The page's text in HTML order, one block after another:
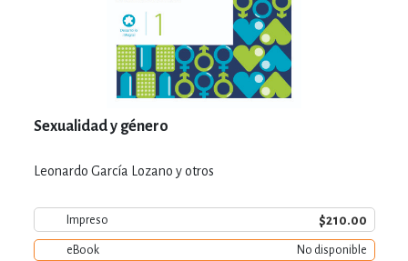
Sexualidad y género
Leonardo García Lozano y otros
Impreso $210.00
eBook No disponible